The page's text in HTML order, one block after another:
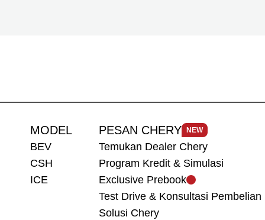
MODEL
BEV
CSH
ICE
PESAN CHERY NEW
Temukan Dealer Chery
Program Kredit & Simulasi
Exclusive Prebook
Test Drive & Konsultasi Pembelian
Solusi Chery